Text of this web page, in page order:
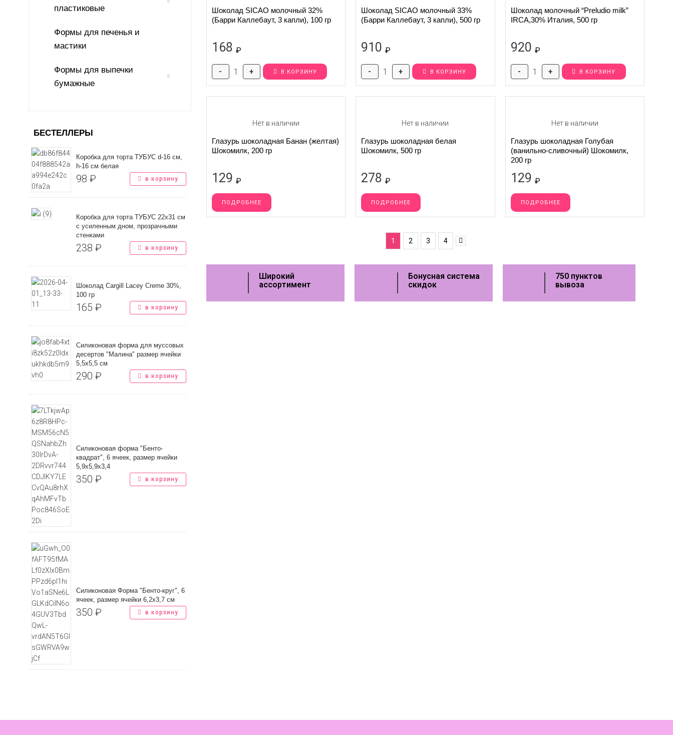
пластиковые
Формы для печенья и
мастики
Формы для выпечки
бумажные
БЕСТЕЛЛЕРЫ
Коробка для торта ТУБУС d-16 см,
h-16 см белая
98 ₽ в корзину
Коробка для торта ТУБУС 22х31 см
с усиленным дном, прозрачными
стенками
238 ₽ в корзину
Шоколад Cargill Lacey Creme 30%,
100 гр
165 ₽ в корзину
Силиконовая форма для муссовых
десертов "Малина" размер ячейки
5,5х5,5 см
290 ₽ в корзину
Силиконовая форма "Бенто-
квадрат", 6 ячеек, размер ячейки
5,9х5,9х3,4
350 ₽ в корзину
Силиконовая Форма "Бенто-круг", 6
ячеек, размер ячейки 6,2х3,7 см
350 ₽ в корзину
Шоколад SICAO молочный 32%
(Барри Каллебаут, 3 капли), 100 гр
168 ₽
- + В КОРЗИНУ
Шоколад SICAO молочный 33%
(Барри Каллебаут, 3 капли), 500 гр
910₽
- + В КОРЗИНУ
Шоколад молочный “Preludio milk”
IRCA,30% Италия, 500 гр
920 ₽
- + В КОРЗИНУ
Нет в наличии
Глазурь шоколадная Банан (желтая)
Шокомилк, 200 гр
129 ₽
ПОДРОБНЕЕ
Нет в наличии
Глазурь шоколадная белая
Шокомилк, 500 гр
278₽
ПОДРОБНЕЕ
Нет в наличии
Глазурь шоколадная Голубая
(ванильно-сливочный) Шокомилк,
200 гр
129 ₽
ПОДРОБНЕЕ
1 2 3 4
Широкий
ассортимент
Бонусная система
скидок
750 пунктов
вывоза
Заказать звонок
Телефон*
*Нажимая на кнопку вы соглашаетесь с политикой конфиденциальности
Задать вопрос
Имя
Телефон*
*Нажимая на кнопку вы соглашаетесь с политикой конфиденциальности